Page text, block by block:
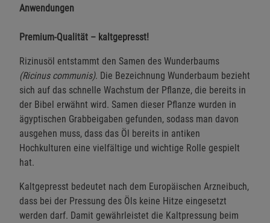
Anwendungen
Premium-Qualität – kaltgepresst!
Rizinusöl entstammt den Samen des Wunderbaums
(Ricinus communis). Die Bezeichnung Wunderbaum bezieht
sich auf das schnelle Wachstum der Pflanze, die bereits in
der Bibel erwähnt wird. Samen dieser Pflanze wurden in
ägyptischen Grabbeigaben gefunden, sodass man davon
ausgehen muss, dass das Öl bereits in antiken
Hochkulturen eine vielfältige und wichtige Rolle gespielt
hat.
Kaltgepresst bedeutet nach dem Europäischen Arzneibuch,
dass bei der Pressung des Öls keine Hitze eingesetzt
werden darf. Damit gewährleistet die Kaltpressung beim